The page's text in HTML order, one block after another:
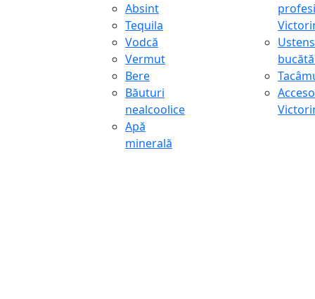
Absint
Tequila
Vodcă
Vermut
Bere
Băuturi
nealcoolice
Apă
minerală